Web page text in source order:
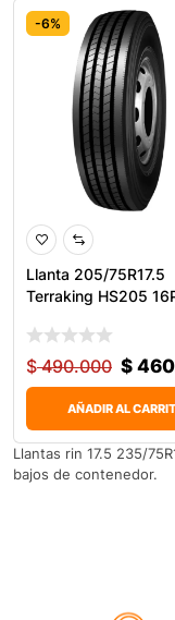
-6%
Llanta 205/75R17.5
Terraking HS205
$490.000 $
AÑADIR AL
Llantas rin 17.5 235/
bajos de contenedor.